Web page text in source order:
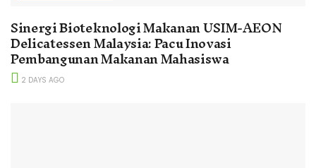
Sinergi Bioteknologi Makanan USIM-AEON
Delicatessen Malaysia: Pacu Inovasi
Pembangunan Makanan Mahasiswa
2 DAYS AGO